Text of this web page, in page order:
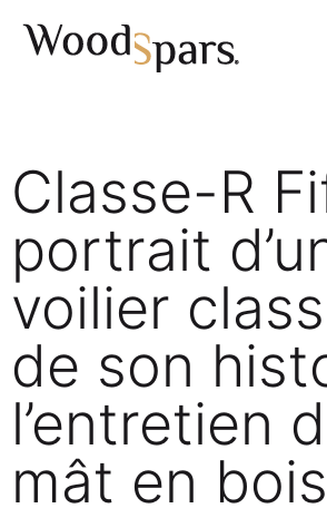
Classe-R
portrait
voilier
de son
l’entretien
mât en bois